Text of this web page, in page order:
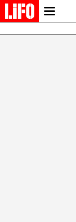
Παράκαμψη
προς